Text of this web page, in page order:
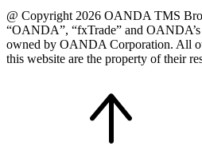
@ Copyright 2026 OANDA TMS
“OANDA”, “fxTrade” and
owned by OANDA Corporation. All
this website are the property of their